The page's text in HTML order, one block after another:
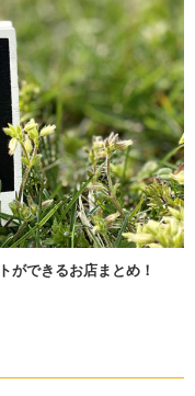
ができるお店まとめ！